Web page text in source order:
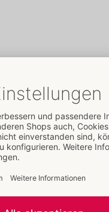
ORIONMarken